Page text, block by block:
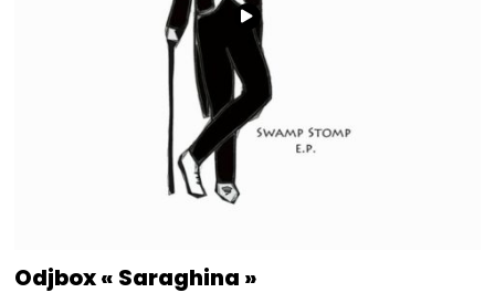
Odjbox « Saraghina »